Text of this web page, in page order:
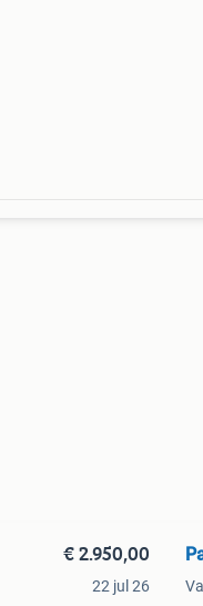
€ 2.950,00
22 jul 26